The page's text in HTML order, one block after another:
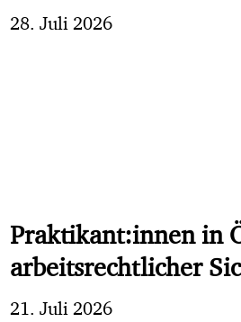
28. Juli 2026
Praktikant:innen in
arbeitsrechtlicher
21. Juli 2026